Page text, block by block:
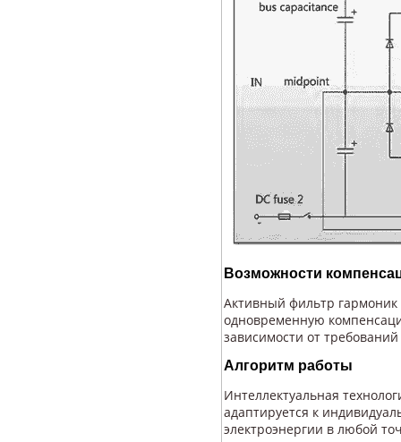
Возможности
Активный фильтр гармоник
одновременную
зависимости от
Алгоритм работы
Интеллектуальная
адаптируется к
электроэнергии в любой